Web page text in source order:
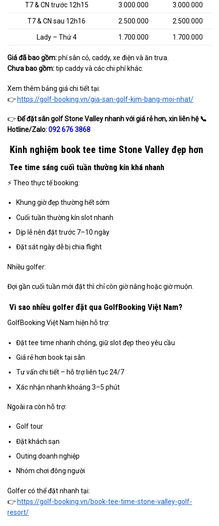
T7 & CN trước 12h15 3.000.000 3.000.000
T7 & CN sau 12h16 2.500.000 2.500.000
Lady – Thứ 4 1.700.000 1.700.000
Giá đã bao gồm:phí sân cỏ, caddy, xe điện và ăn trưa.
Chưa bao gồm:tip caddy và các chi phí khác.
Xem thêm bảng giá chi tiết tại:
👉https://golf-booking.vn/gia-san-golf-kim-bang-moi-nhat/
👉Để đặt sân golfStone Valley nhanh với giá rẻ hơn, xin liên hệ📞
Hotline/Zalo:092 676 3868
Kinh nghiệm book tee time Stone Valley đẹp hơn
Tee time sáng cuối tuần thường kín khá nhanh
⚡ Theo thực tế booking:
Khung giờ đẹp thường hết sớm
Cuối tuần thường kín slot nhanh
Dịp lễ nên đặt trước 7–10 ngày
Đặt sát ngày dễ bị chia flight
Nhiều golfer:
Đợi gần cuối tuần mới đặt thì chỉ còn giờ nắng hoặc giờ muộn.
Vì sao nhiều golfer đặt qua GolfBooking Việt Nam?
GolfBooking Việt Nam hiện hỗ trợ:
Đặt tee time nhanh chóng, giữ slot đẹp theo yêu cầu
Giá rẻ hơn book tại sân
Tư vấn chi tiết – hỗ trợ liên tục 24/7
Xác nhận nhanh khoảng 3–5 phút
Ngoài ra còn hỗ trợ:
Golf tour
Đặt khách sạn
Outing doanh nghiệp
Nhóm chơi đông người
Golfer có thể đặt nhanh tại:
👉https://golf-booking.vn/book-tee-time-stone-valley-golf-
resort/